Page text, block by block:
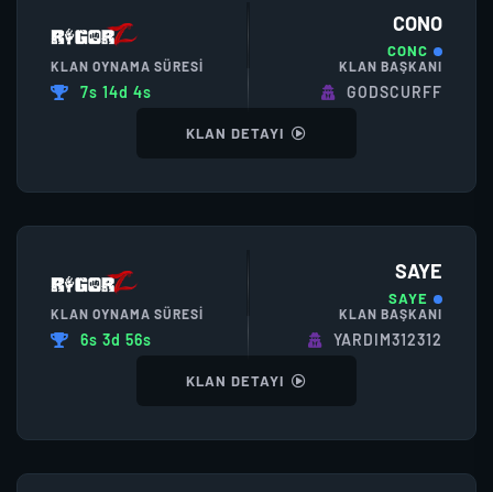
CONO
CONC
KLAN OYNAMA SÜRESI
7s 14d 4s
KLAN BAŞKANI
GODSCURFF
KLAN DETAYI
SAYE
SAYE
KLAN OYNAMA SÜRESI
6s 3d 56s
KLAN BAŞKANI
YARDIM312312
KLAN DETAYI